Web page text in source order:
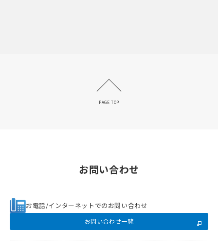
PAGE TOP
お問い合わせ
お電話/インターネットでのお問い合わせ
お問い合わせ一覧